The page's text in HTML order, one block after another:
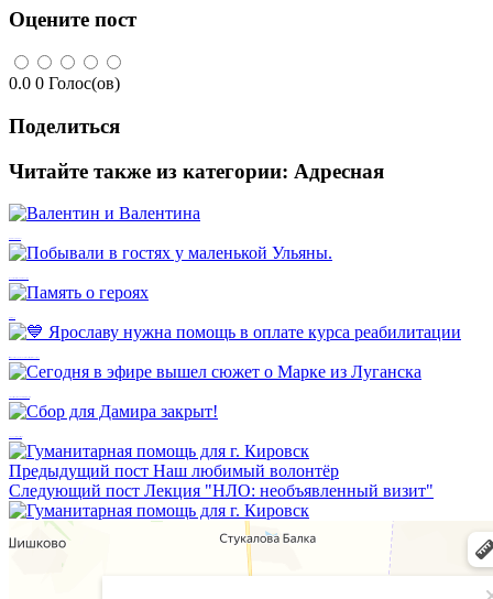
Оцените пост
0.0 0 Голос(ов)
Поделиться
Читайте также из категории: Адресная
Предыдущий пост Наш любимый волонтёр
Следующий пост Лекция "НЛО: необъявленный визит"